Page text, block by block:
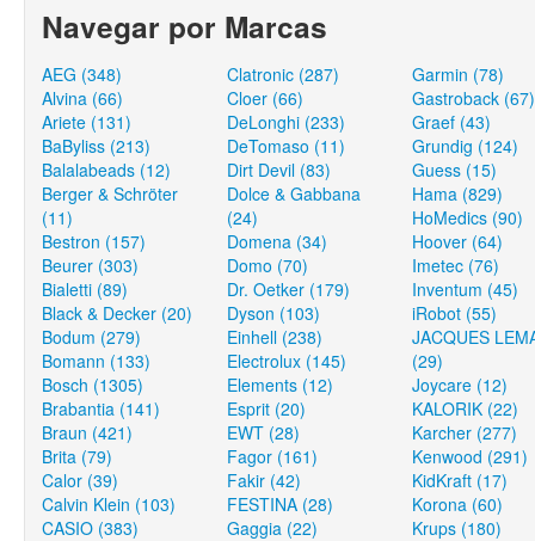
Navegar por Marcas
AEG (348)
Alvina (66)
Ariete (131)
BaByliss (213)
Balalabeads (12)
Berger & Schröter
(11)
Bestron (157)
Beurer (303)
Bialetti (89)
Black & Decker (20)
Bodum (279)
Bomann (133)
Bosch (1305)
Brabantia (141)
Braun (421)
Brita (79)
Calor (39)
Calvin Klein (103)
CASIO (383)
Clatronic (287)
Cloer (66)
DeLonghi (233)
DeTomaso (11)
Dirt Devil (83)
Dolce & Gabbana
(24)
Domena (34)
Domo (70)
Dr. Oetker (179)
Dyson (103)
Einhell (238)
Electrolux (145)
Elements (12)
Esprit (20)
EWT (28)
Fagor (161)
Fakir (42)
FESTINA (28)
Gaggia (22)
Garmin (78)
Gastroback (67)
Graef (43)
Grundig (124)
Guess (15)
Hama (829)
HoMedics (90)
Hoover (64)
Imetec (76)
Inventum (45)
iRobot (55)
JACQUES
(29)
Joycare (12)
KALORIK (22)
Karcher (277)
Kenwood (291)
KidKraft (17)
Korona (60)
Krups (180)